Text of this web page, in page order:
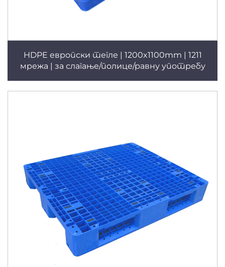
HDPE европски тегле | 1200x1100mm | 1211
мрежа | за слагање/полице/равну употребу